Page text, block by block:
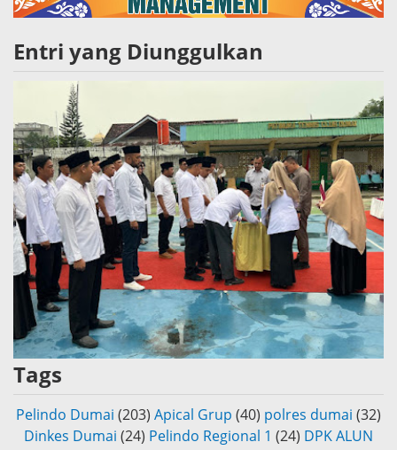
Entri yang Diunggulkan
Tags
Pelindo Dumai (203) Apical Grup (40) polres dumai (32)
Dinkes Dumai (24) Pelindo Regional 1 (24) DPK ALUN